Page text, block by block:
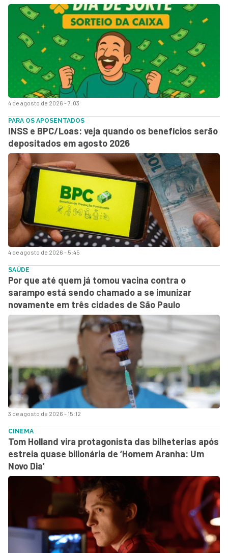
4 de agosto de 2026 - 7:03
4 de agosto de 2026 - 5:45
PARA OS APOSENTADOS
INSS e BPC/Loas: veja quando os benefícios serão
depositados em agosto 2026
3 de agosto de 2026 - 15:12
SAÚDE
Por que até quem já tomou vacina contra o
sarampo está sendo chamado a se imunizar
novamente em três cidades de São Paulo
CINEMA
Tom Holland vira protagonista das bilheterias após
estreia quase bilionária de ‘Homem Aranha: Um
Novo Dia’